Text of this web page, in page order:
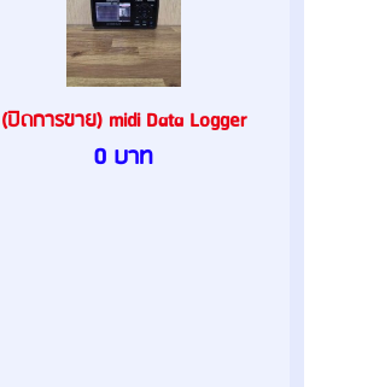
(ปิดการขาย) midi Data Logger
0 บาท